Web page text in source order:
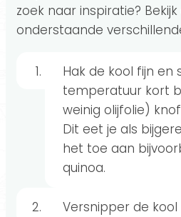
zoek naar inspiratie?
onderstaande
Hak de kool fijn
temperatuur kort
weinig olijfolie)
Dit eet je als
het toe aan
quinoa.
Versnipper de